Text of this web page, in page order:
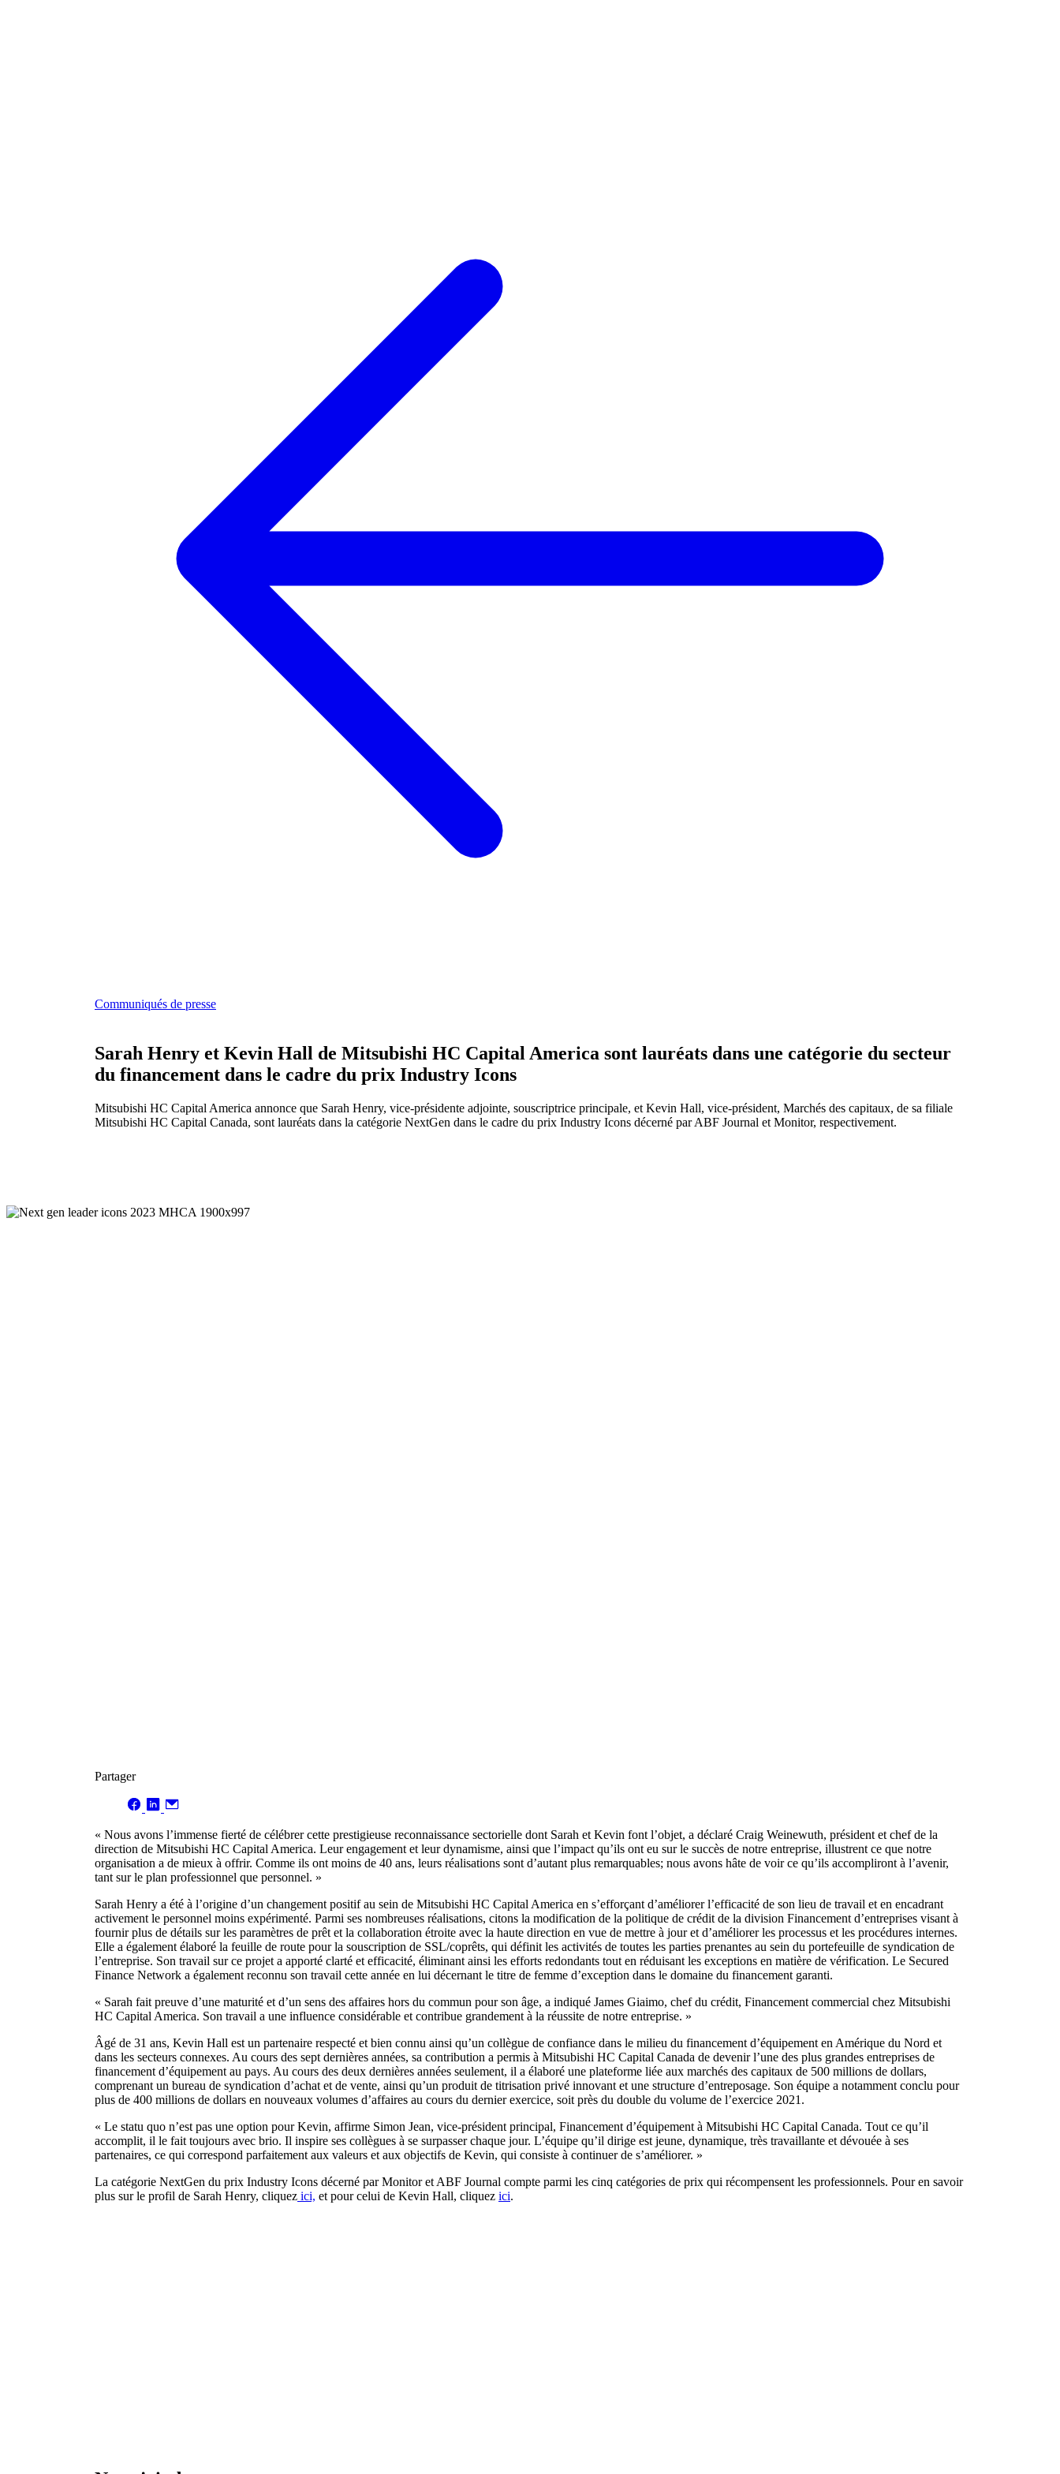
Communiqués de presse
Sarah Henry et Kevin Hall de Mitsubishi HC Capital America sont lauréats dans une catégorie du secteur
du financement dans le cadre du prix Industry Icons
Mitsubishi HC Capital America annonce que Sarah Henry, vice-présidente adjointe, souscriptrice principale, et Kevin Hall, vice-président, Marchés des capitaux, de sa filiale
Mitsubishi HC Capital Canada, sont lauréats dans la catégorie NextGen dans le cadre du prix Industry Icons décerné par ABF Journal et Monitor, respectivement.
Partager
« Nous avons l’immense fierté de célébrer cette prestigieuse reconnaissance sectorielle dont Sarah et Kevin font l’objet, a déclaré Craig Weinewuth, président et chef de la
direction de Mitsubishi HC Capital America. Leur engagement et leur dynamisme, ainsi que l’impact qu’ils ont eu sur le succès de notre entreprise, illustrent ce que notre
organisation a de mieux à offrir. Comme ils ont moins de 40 ans, leurs réalisations sont d’autant plus remarquables; nous avons hâte de voir ce qu’ils accompliront à l’avenir,
tant sur le plan professionnel que personnel. »
Sarah Henry a été à l’origine d’un changement positif au sein de Mitsubishi HC Capital America en s’efforçant d’améliorer l’efficacité de son lieu de travail et en encadrant
activement le personnel moins expérimenté. Parmi ses nombreuses réalisations, citons la modification de la politique de crédit de la division Financement d’entreprises visant à
fournir plus de détails sur les paramètres de prêt et la collaboration étroite avec la haute direction en vue de mettre à jour et d’améliorer les processus et les procédures internes.
Elle a également élaboré la feuille de route pour la souscription de SSL/coprêts, qui définit les activités de toutes les parties prenantes au sein du portefeuille de syndication de
l’entreprise. Son travail sur ce projet a apporté clarté et efficacité, éliminant ainsi les efforts redondants tout en réduisant les exceptions en matière de vérification. Le Secured
Finance Network a également reconnu son travail cette année en lui décernant le titre de femme d’exception dans le domaine du financement garanti.
« Sarah fait preuve d’une maturité et d’un sens des affaires hors du commun pour son âge, a indiqué James Giaimo, chef du crédit, Financement commercial chez Mitsubishi
HC Capital America. Son travail a une influence considérable et contribue grandement à la réussite de notre entreprise. »
Âgé de 31 ans, Kevin Hall est un partenaire respecté et bien connu ainsi qu’un collègue de confiance dans le milieu du financement d’équipement en Amérique du Nord et
dans les secteurs connexes. Au cours des sept dernières années, sa contribution a permis à Mitsubishi HC Capital Canada de devenir l’une des plus grandes entreprises de
financement d’équipement au pays. Au cours des deux dernières années seulement, il a élaboré une plateforme liée aux marchés des capitaux de 500 millions de dollars,
comprenant un bureau de syndication d’achat et de vente, ainsi qu’un produit de titrisation privé innovant et une structure d’entreposage. Son équipe a notamment conclu pour
plus de 400 millions de dollars en nouveaux volumes d’affaires au cours du dernier exercice, soit près du double du volume de l’exercice 2021.
« Le statu quo n’est pas une option pour Kevin, affirme Simon Jean, vice-président principal, Financement d’équipement à Mitsubishi HC Capital Canada. Tout ce qu’il
accomplit, il le fait toujours avec brio. Il inspire ses collègues à se surpasser chaque jour. L’équipe qu’il dirige est jeune, dynamique, très travaillante et dévouée à ses
partenaires, ce qui correspond parfaitement aux valeurs et aux objectifs de Kevin, qui consiste à continuer de s’améliorer. »
La catégorie NextGen du prix Industry Icons décerné par Monitor et ABF Journal compte parmi les cinq catégories de prix qui récompensent les professionnels. Pour en savoir
plus sur le profil de Sarah Henry, cliquez ici, et pour celui de Kevin Hall, cliquez ici.